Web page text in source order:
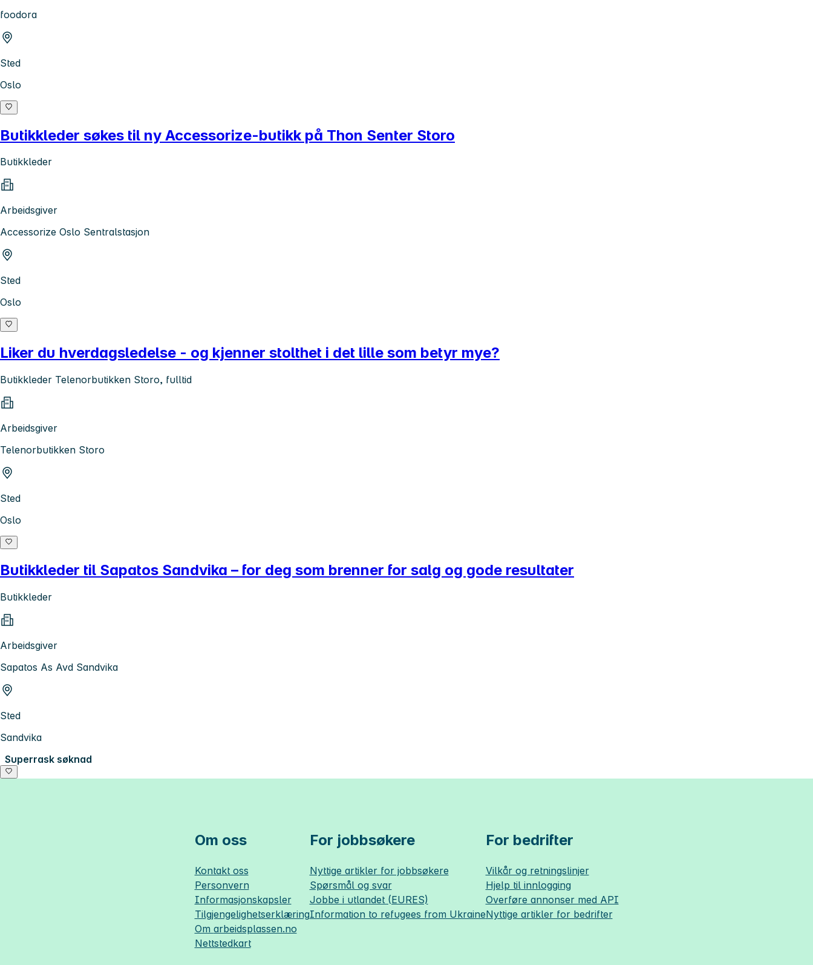
foodora
Sted
Oslo
Butikkleder søkes til ny Accessorize-butikk på Thon Senter Storo
Butikkleder
Arbeidsgiver
Accessorize Oslo Sentralstasjon
Sted
Oslo
Liker du hverdagsledelse - og kjenner stolthet i det lille som betyr mye?
Butikkleder Telenorbutikken Storo, fulltid
Arbeidsgiver
Telenorbutikken Storo
Sted
Oslo
Butikkleder til Sapatos Sandvika – for deg som brenner for salg og gode resultater
Butikkleder
Arbeidsgiver
Sapatos As Avd Sandvika
Sted
Sandvika
Superrask søknad
Om oss
Kontakt oss
Personvern
Informasjonskapsler
Tilgjengelighetserklæring
Om arbeidsplassen.no
Nettstedkart
For jobbsøkere
Nyttige artikler for jobbsøkere
Spørsmål og svar
Jobbe i utlandet (EURES)
Information to refugees from Ukraine
For bedrifter
Vilkår og retningslinjer
Hjelp til innlogging
Overføre annonser med API
Nyttige artikler for bedrifter